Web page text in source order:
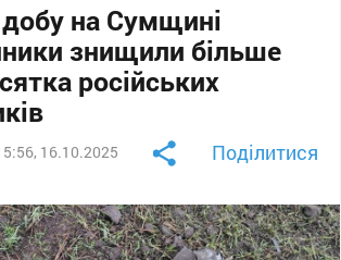
на Сумщині
знищили більше
російських
16.10.2025 Поділитися